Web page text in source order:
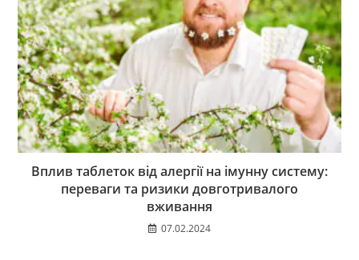
Вплив таблеток від алергії на імунну систему:
переваги та ризики довготривалого
вживання
07.02.2024